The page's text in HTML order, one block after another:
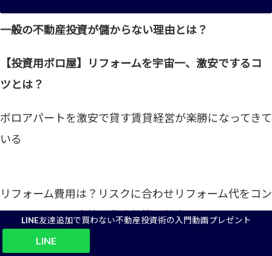
LINE友達追加で買わない不動産投資術の入門動画プレゼント
LINE
一般の不動産投資が儲からない理由とは？
【投資用ボロ屋】リフォームを宇宙一、激安でするコ
ツとは？
ボロアパートを激安で貸す賃貸経営が楽勝になってきて
いる
リフォーム費用は？リスクに合わせリフォーム代をコン
トロールできる廃墟不動産投資の魅力とは？